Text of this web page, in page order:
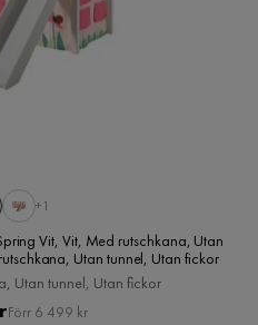
+1
Vit, Vit, Med rutschkana, Utan
Utan tunnel, Utan fickor
Utan tunnel, Utan fickor
Pris
Original
Förr 6 499 kr